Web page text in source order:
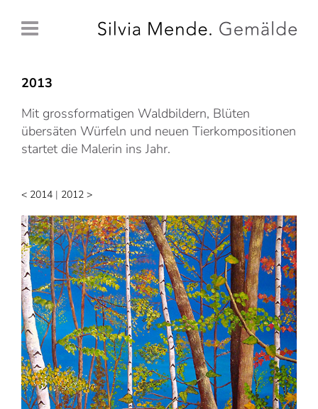
Inhalt
2013
Mit grossformatigen Waldbildern, Blüten
übersäten Würfeln und neuen Tier­kompositionen
startet die Malerin ins Jahr.
< 2014 | 2012 >